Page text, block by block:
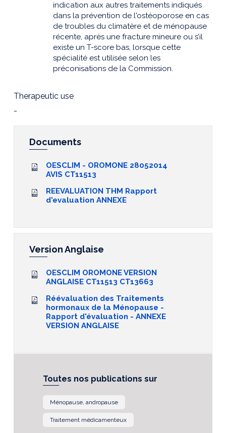
indication aux autres traitements indiqués
dans la prévention de l'ostéoporose en cas
de troubles du climatère et de ménopause
récente, après une fracture mineure ou s’il
existe un T-score bas, lorsque cette
spécialité est utilisée selon les
préconisations de la Commission.
Therapeutic use
-
Documents
OESCLIM - OROMONE 28052014
AVIS CT11513
REEVALUATION THM Rapport
d'evaluation ANNEXE
Version Anglaise
OESCLIM OROMONE VERSION
ANGLAISE CT11513 CT13663
Réévaluation des Traitements
hormonaux de la Ménopause -
Rapport d'évaluation - ANNEXE
VERSION ANGLAISE
Toutes nos publications sur
Ménopause, andropause
Traitement médicamenteux